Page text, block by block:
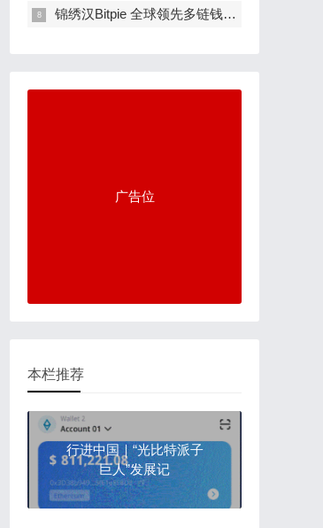
锦绣汉Bitpie 全球领先多链钱包阴
广告位
本栏推荐
行进中国｜“光比特派子
巨人”发展记